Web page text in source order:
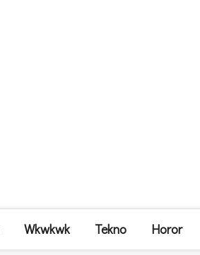
Wkwkwk Tekno Horor